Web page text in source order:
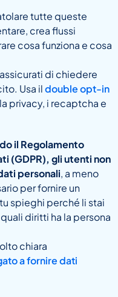
tutte queste
crea flussi
cosa funziona e cosa
assicurati di chiedere
Usa ildouble opt-in
privacy, i recaptcha e
il Regolamento
(GDPR), gli utenti non
personali, a meno
per fornire un
spieghi perché li stai
diritti ha la persona
chiara
a fornire dati